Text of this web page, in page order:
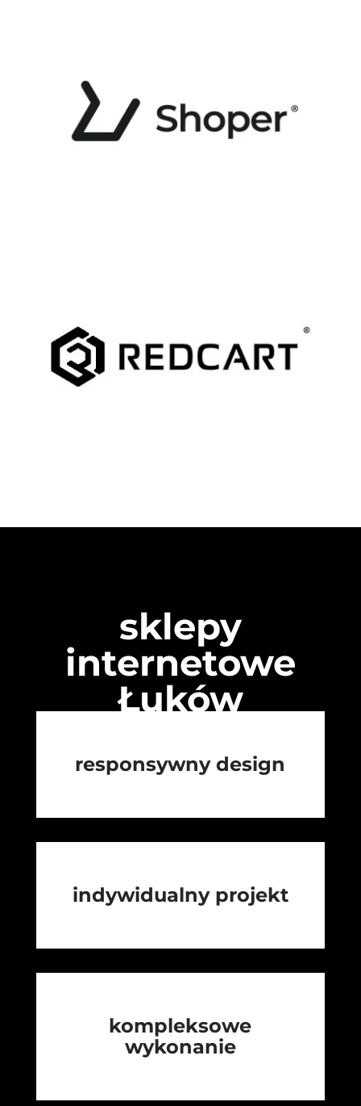
sklepy
internetowe
Łuków
responsywny design
indywidualny projekt
kompleksowe
wykonanie